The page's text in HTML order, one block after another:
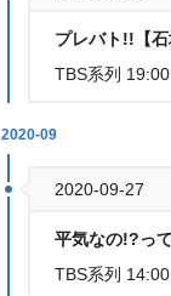
プレバト!!【
TBS系列
2020-09
2020-09-27
平気なの!?っ
TBS系列